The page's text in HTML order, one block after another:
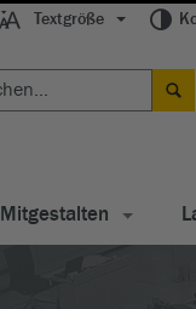
Textgröße
Mitgestalten